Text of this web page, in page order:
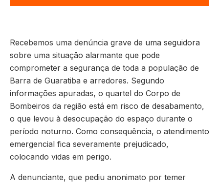
Recebemos uma denúncia grave de uma seguidora
sobre uma situação alarmante que pode
comprometer a segurança de toda a população de
Barra de Guaratiba e arredores. Segundo
informações apuradas, o quartel do Corpo de
Bombeiros da região está em risco de desabamento,
o que levou à desocupação do espaço durante o
período noturno. Como consequência, o atendimento
emergencial fica severamente prejudicado,
colocando vidas em perigo.
A denunciante, que pediu anonimato por temer